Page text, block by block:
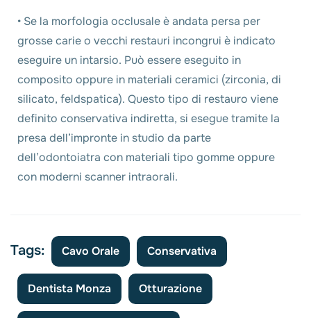
• Se la morfologia occlusale è andata persa per
grosse carie o vecchi restauri incongrui è indicato
eseguire un intarsio. Può essere eseguito in
composito oppure in materiali ceramici (zirconia, di
silicato, feldspatica). Questo tipo di restauro viene
definito conservativa indiretta, si esegue tramite la
presa dell’impronte in studio da parte
dell’odontoiatra con materiali tipo gomme oppure
con moderni scanner intraorali.
Tags: Cavo Orale Conservativa
Dentista Monza Otturazione